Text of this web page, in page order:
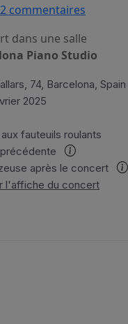
2 commentaires
dans une salle
Piano Studio
74, Barcelona, Spain
2025
fauteuils roulants
après le concert
l'affiche du concert